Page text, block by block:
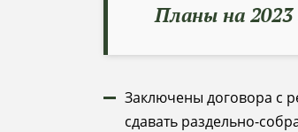
Планы на 2023
Заключены договора с
сдавать раздельно-